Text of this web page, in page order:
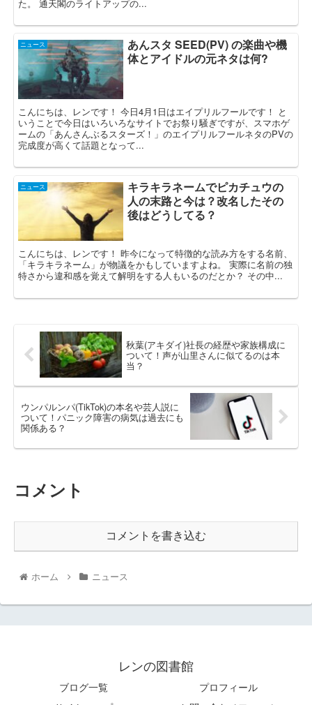
た。 通天閣のライトアップの...
ニュース
あんスタ SEED(PV) の楽曲や機
体とアイドルの元ネタは何?
こんにちは、レンです！ 今日4月1日はエイプリルフールです！ と
いうことで今日はいろいろなサイトでお祭り騒ぎですが、スマホゲ
ームの「あんさんぶるスターズ！」のエイプリルフールネタのPVの
完成度が高くて話題となって...
ニュース
キラキラネームでピカチュウの
人の末路と今は？改名したその
後はどうしてる？
こんにちは、レンです！ 昨今になって特徴的な読み方をする名前、
「キラキラネーム」が物議をかもしていますよね。 実際に名前の独
特さから違和感を覚えて解明をする人もいるのだとか？ その中...
秋葉(アキダイ)社長の経歴や家族構成に
ついて！声が山里さんに似てるのは本
当？
ウンパルンパ(TikTok)の本名や芸人説に
ついて！パニック障害の病気は過去にも
関係ある？
コメント
コメントを書き込む
ホーム ニュース
レンの図書館
ブログ一覧
プロフィール